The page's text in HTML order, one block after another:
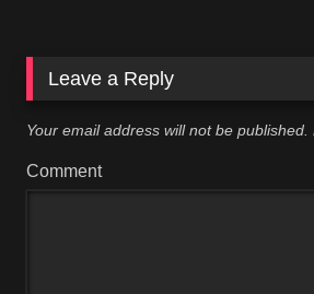
Leave a Reply
Your email address will not be published.
Comment